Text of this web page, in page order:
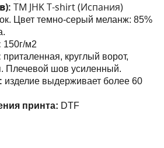
ТМ JHK T-shirt (Испания)
Цвет темно-серый меланж: 85%
150г/м2
приталенная, круглый ворот,
Плечевой шов усиленный.
изделие выдерживает более 60
принта: DTF